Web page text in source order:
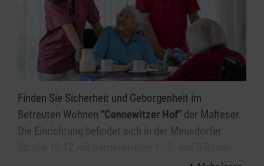
Finden Sie Sicherheit und Geborgenheit im
Betreuten Wohnen "Connewitzer Hof" der Malteser.
Die Einrichtung befindet sich in der Meusdorfer